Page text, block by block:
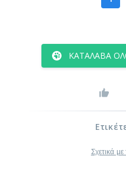
ΚΑΤΆΛΑΒΑ
Σχετικά